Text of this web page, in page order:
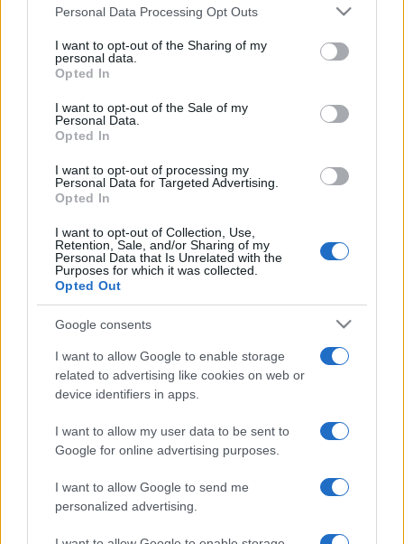
Personal Data Processing Opt Outs
I want to opt-out of the Sharing of my
personal data.
Opted In
I want to opt-out of the Sale of my
Personal Data.
Opted In
I want to opt-out of processing my
Personal Data for Targeted Advertising.
Opted In
I want to opt-out of Collection, Use,
Retention, Sale, and/or Sharing of my
Personal Data that Is Unrelated with the
Purposes for which it was collected.
Opted Out
Google consents
I want to allow Google to enable storage
related to advertising like cookies on web or
device identifiers in apps.
I want to allow my user data to be sent to
Google for online advertising purposes.
I want to allow Google to send me
personalized advertising.
Arriva il bonus per genitori
separati: cosa è e a chi spetta
Redazione
1 Dicembre 2021, 19:12
IL PIÙ LETTO DEL MESE